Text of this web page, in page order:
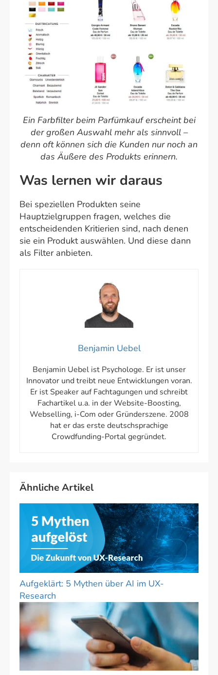
Ein Farbfilter beim Parfümkauf erscheint bei
der großen Auswahl mehr als sinnvoll –
denn oft können sich die Kunden nur noch an
das Äußere des Produkts erinnern.
Was lernen wir daraus
Bei speziellen Produkten seine
Hauptzielgruppen fragen, welches die
entscheidenden Kritierien sind, nach denen
sie ein Produkt auswählen. Und diese dann
als Filter anbieten.
Benjamin Uebel
Benjamin Uebel ist Psychologe. Er ist unser
Innovator und treibt neue Entwicklungen voran.
Er ist Speaker auf Fachtagungen und schreibt
Fachartikel u.a. in der Website-Boosting,
Webselling, i-Com oder Gründerszene. 2008
hat er das erste deutschsprachige
Crowdfunding-Portal gegründet.
Ähnliche Artikel
Aufgeklärt: 5 Mythen über AI im UX-
Research